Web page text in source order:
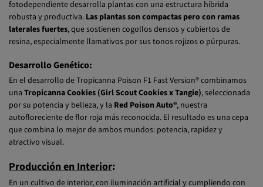
Genética60% índicay40% sativa. Esta excepcional línea
fotodependiente desarrolla plantas con una estructura híbrida
robusta y productiva. Las plantas son compactas pero con ramas
laterales fuertes, que sostienen cogollos densos y cubiertos de
Desarrollo Genético:
En el desarrollo de Tropicanna Poison F1 Fast Version® combinamos
unaTropicanna Cookies (Girl Scout Cookies x Tangie), seleccionada
por su potencia y belleza, y laRed Poison Auto®, nuestra
autofloreciente de flor roja más reconocida. El resultado es una cepa
que combina lo mejor de ambos mundos: potencia, rapidez y
Producción en Interior: